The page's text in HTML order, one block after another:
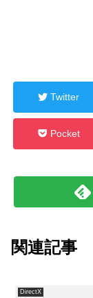
Twitter
Pocket
関連記事
DirectX